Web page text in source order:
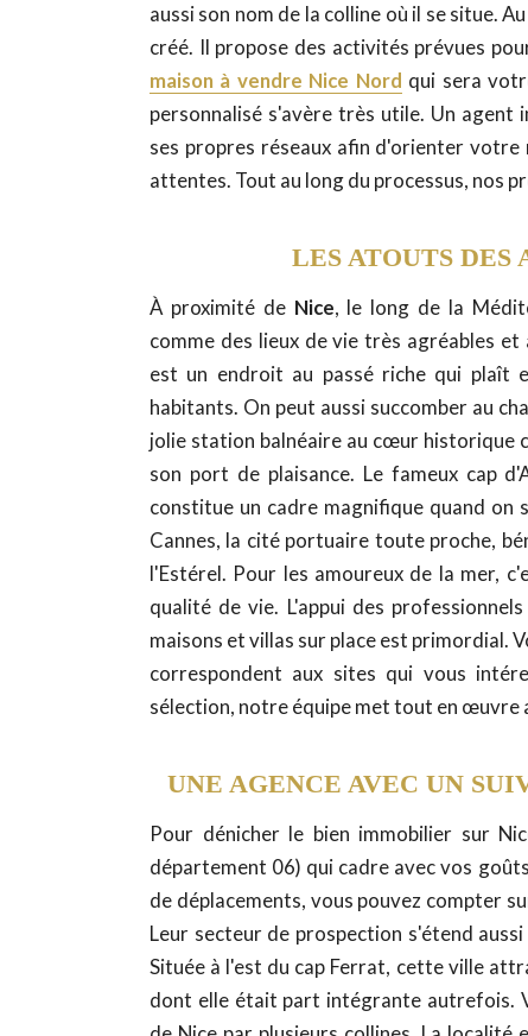
aussi son nom de la colline où il se situe.
créé. Il propose des activités prévues
maison à vendre Nice Nord qui sera
personnalisé s'avère très utile. Un
ses propres réseaux afin d'orienter votre
attentes. Tout au long du processus, nos
LES ATOUTS
À proximité de Nice, le long de la
comme des lieux de vie très agréables
est un endroit au passé riche qui
habitants. On peut aussi succomber au
jolie station balnéaire au cœur historique
son port de plaisance. Le fameux cap
constitue un cadre magnifique quand on
Cannes, la cité portuaire toute proche,
l'Estérel. Pour les amoureux de la mer,
qualité de vie. L'appui des
maisons et villas sur place est primordial.
correspondent aux sites qui vous
sélection, notre équipe met tout en œuvre
UNE AGENCE AVEC UN
Pour dénicher le bien immobilier sur
département 06) qui cadre avec vos
de déplacements, vous pouvez compter
Leur secteur de prospection s'étend
Située à l'est du cap Ferrat, cette ville
dont elle était part intégrante autrefois.